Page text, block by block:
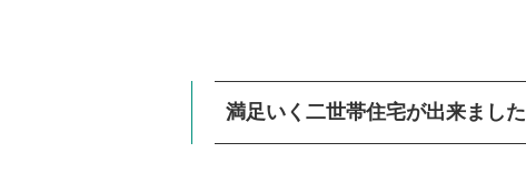
満足いく二世帯住宅が出来ました